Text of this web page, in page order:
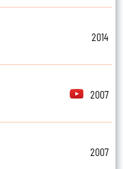
2014
2007
2007